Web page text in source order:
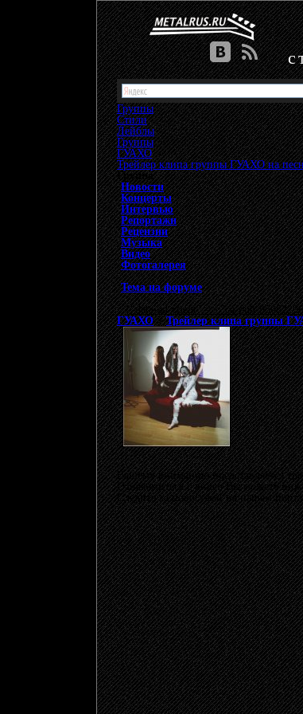
Группы
Стили
Лейблы
Группы»
ГУАХО»
Трейлер клипа группы ГУАХО на
Группа
Новости
Концерты
Интервью
Репортажи
Рецензии
Музыка
Видео
Фотогалерея
Тема на форуме
{"data-ad-client" => "ca-pub-
ГУАХО>Трейлер клипа группы
Вашему вниманию представляется
Ознакомиться с видео Вы можете
Следите за новостями на нашем